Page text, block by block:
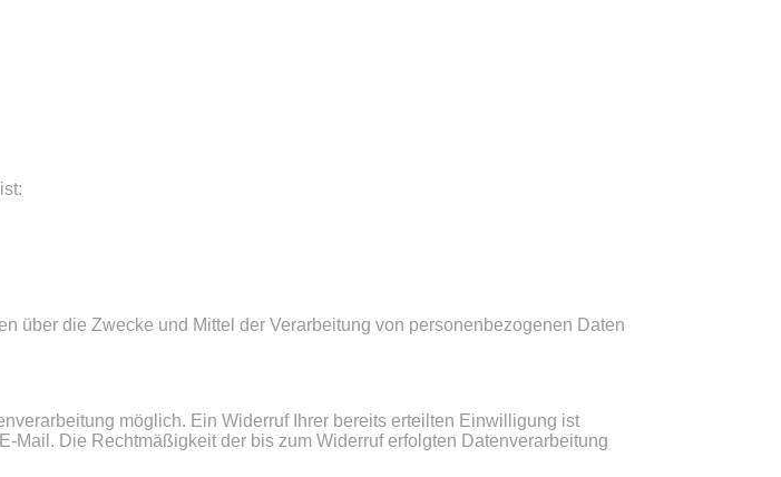
über die Zwecke und Mittel der Verarbeitung von personenbezogenen Daten
möglich. Ein Widerruf Ihrer bereits erteilten Einwilligung ist
Mail. Die Rechtmäßigkeit der bis zum Widerruf erfolgten Datenverarbeitung